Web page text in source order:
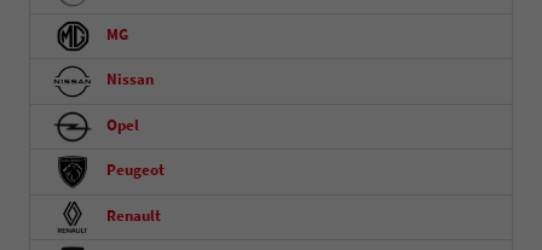
MG
Nissan
Opel
Peugeot
Renault